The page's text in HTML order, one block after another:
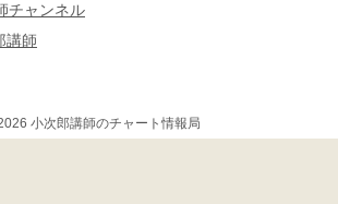
チャンネル
講師
小次郎講師のチャート情報局